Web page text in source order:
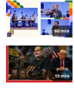
60 min
15 min